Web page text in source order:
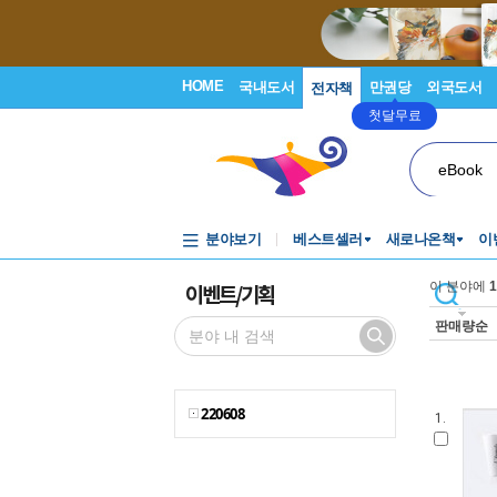
HOME 국내도서 전자책 만권당
첫달무료
외국도서
eBook
분야보기 베스트셀러 새로나온책 이
이벤트/기획
220608
이 분야에
판매량순
1.